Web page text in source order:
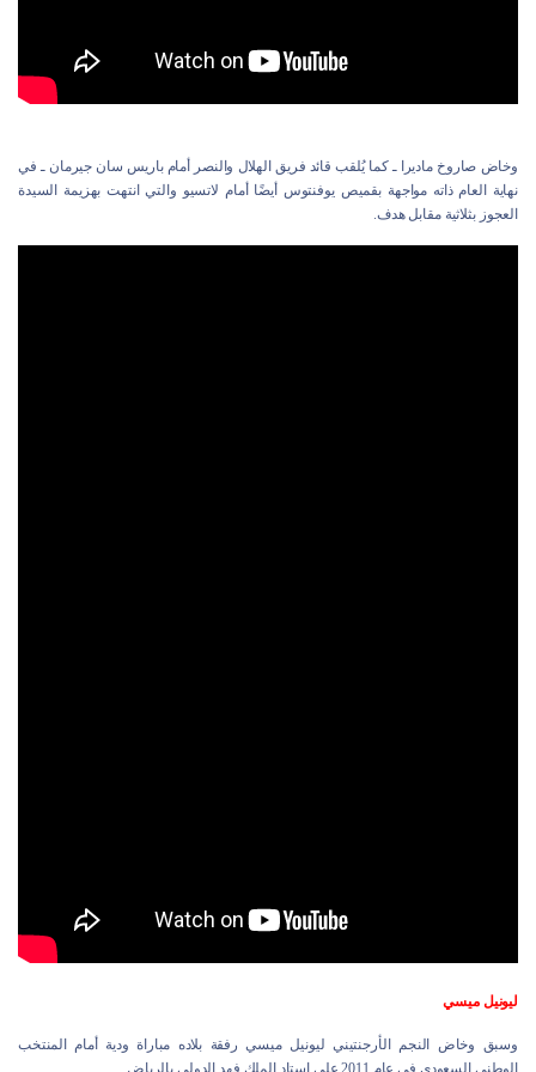
وخاض صاروخ ماديرا ـ كما يُلقب قائد فريق الهلال والنصر أمام باريس سان جيرمان ـ في
نهاية العام ذاته مواجهة بقميص يوفنتوس أيضًا أمام لاتسيو والتي انتهت بهزيمة السيدة
العجوز بثلاثية مقابل هدف.
ليونيل ميسي
وسبق وخاض النجم الأرجنتيني ليونيل ميسي رفقة بلاده مباراة ودية أمام المنتخب